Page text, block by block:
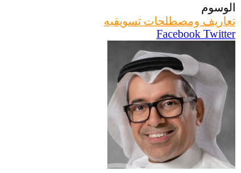
الوسوم
تعاريف ومصطلحات تسويقيه
Facebook Twitter
LinkedIn
Pinterest
مشاركة
عبر
البريد
طباعة